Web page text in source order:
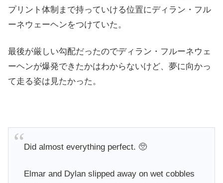
プリント体制まで持っていける位置にディラン・フル
ーネウェーヘンをつけていた。
最後が厳しい勾配だったのでディラン・フルーネウェ
ーヘンが爆発できたかはわからないけど、夢に向かっ
て走る姿は見たかった。
Did almost everything perfect. 🥺
Elmar and Dylan slipped away on wet cobbles